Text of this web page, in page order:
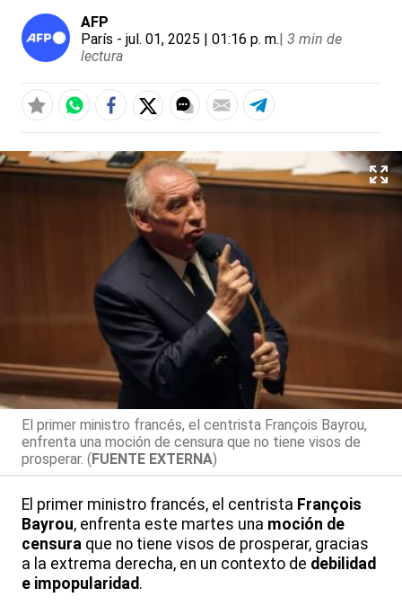
AFP
París - jul. 01, 2025 | 01:16 p. m.| 3 min de
lectura
El primer ministro francés, el centrista François Bayrou,
enfrenta una moción de censura que no tiene visos de
prosperar. (FUENTE EXTERNA)
El primer ministro francés, el centrista François
Bayrou, enfrenta este martes una moción de
censura que no tiene visos de prosperar, gracias
a la extrema derecha, en un contexto de debilidad
e impopularidad.